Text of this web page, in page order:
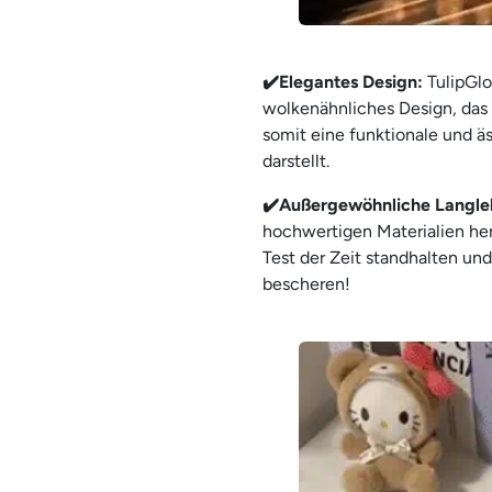
✔️Elegantes Design:
wolkenähnliches Design,
somit eine funktionale und
darstellt.
✔️Außergewöhnliche
hochwertigen Materialien
Test der Zeit standhalten
bescheren!